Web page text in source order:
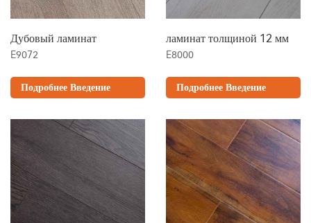
Дубовый ламинат
E9072
Подробнее Введение
ламинат толщиной 12 мм
E8000
Подробнее Введение